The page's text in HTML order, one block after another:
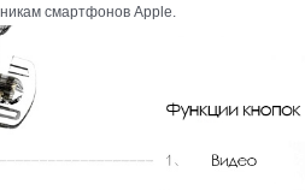
смартфонов Apple.